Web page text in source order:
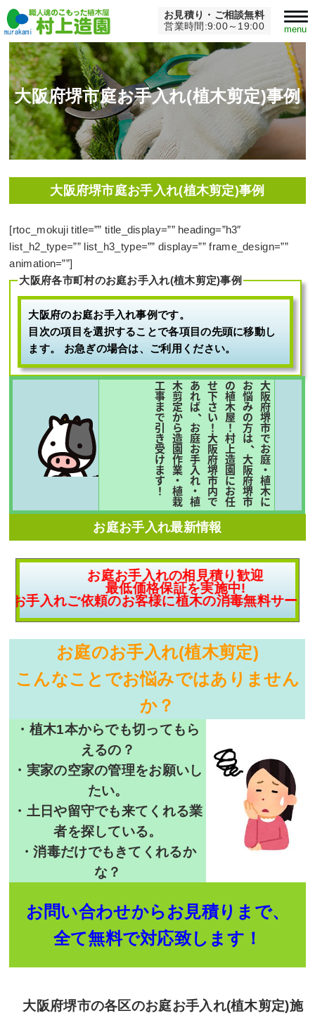
お見積り・ご相談無料
営業時間:9:00～19:00
menu
Home > 大阪府堺市庭お手入れ(植木剪定)事例
大阪府堺市庭お手入れ(植木剪定)事例
大阪府堺市庭お手入れ(植木剪定)事例
[rtoc_mokuji title=”” title_display=”” heading=”h3″
list_h2_type=”” list_h3_type=”” display=”” frame_design=””
animation=””]
大阪府各市町村のお庭お手入れ(植木剪定)事例
大阪府のお庭お手入れ事例です。
目次の項目を選択することで各項目の先頭に移動し
ます。 お急ぎの場合は、ご利用ください。
大
阪
府
堺
市
で
お
庭
・
植
木
に
お
悩
み
の
方
は、
大
阪
府
堺
市
の
植
木
屋
！
村
上
造
園
に
お
任
せ
下
さ
い
！
大
阪
府
堺
市
内
で
あ
れ
ば、
お
庭
お
手
入
れ
・
植
木
剪
定
か
ら
造
園
作
業
・
植
栽
工
事
ま
で
引
き
受
け
ま
す
！
お庭お手入れ最新情報
お庭お手入れの相見積り歓迎
最低価格保証を実施中!
お手入れご依頼のお客様に植木の消毒無料サー
お庭のお手入れ(植木剪定)
こんなことでお悩みではありません
か？
・植木1本からでも切ってもら
えるの？
・実家の空家の管理をお願いし
たい。
・土日や留守でも来てくれる業
者を探している。
・消毒だけでもきてくれるか
な？
お問い合わせからお見積りまで、
全て無料で対応致します！
大阪府堺市の各区のお庭お手入れ(植木剪定)施